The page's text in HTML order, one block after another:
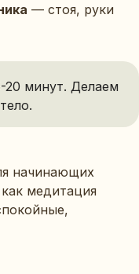
— стоя, руки
20 минут. Делаем
начинающих
медитация